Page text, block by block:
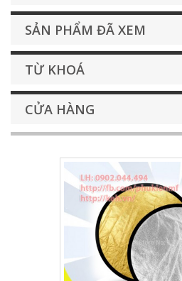
SẢN PHẨM ĐÃ XEM
TỪ KHOÁ
CỬA HÀNG